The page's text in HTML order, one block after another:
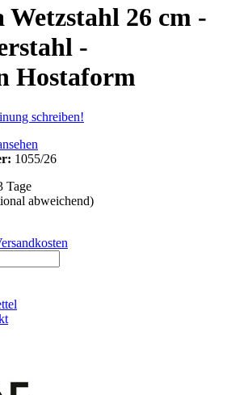
Wetzstahl 26 cm -
-
Hostaform
schreiben!
1055/26
Tage
abweichend)